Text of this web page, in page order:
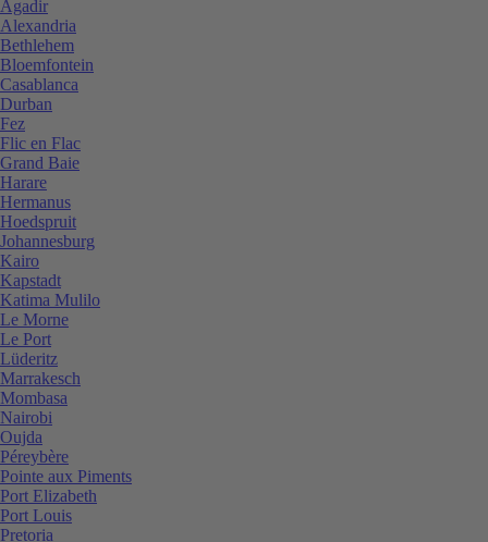
Agadir
Alexandria
Bethlehem
Bloemfontein
Casablanca
Durban
Fez
Flic en Flac
Grand Baie
Harare
Hermanus
Hoedspruit
Johannesburg
Kairo
Kapstadt
Katima Mulilo
Le Morne
Le Port
Lüderitz
Marrakesch
Mombasa
Nairobi
Oujda
Péreybère
Pointe aux Piments
Port Elizabeth
Port Louis
Pretoria